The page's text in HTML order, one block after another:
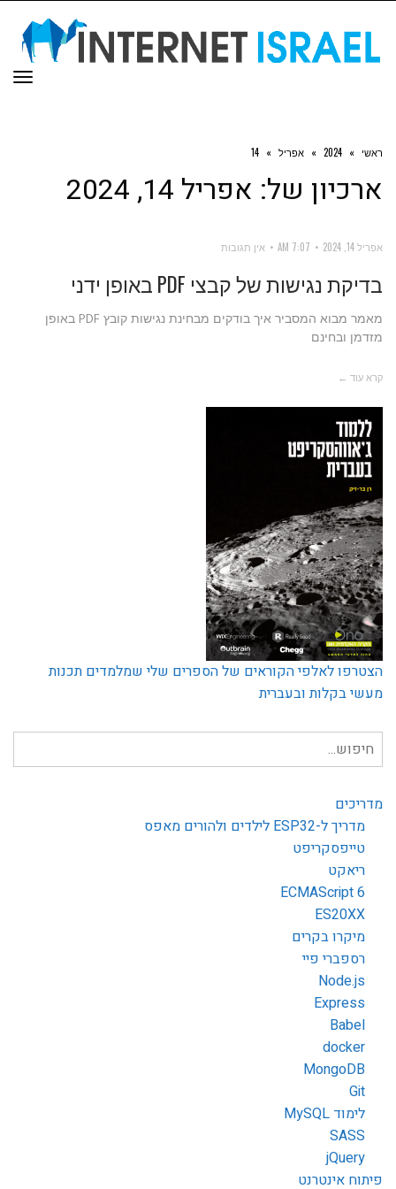
ראשי »
2024
» אפריל »
14
ארכיון של: אפריל 14, 2024
אפריל 14, 2024 7:07 AM אין תגובות
בדיקת נגישות של קבצי PDF באופן ידני
מאמר מבוא המסביר איך בודקים מבחינת נגישות קובץ PDF באופן
מזדמן ובחינם
קרא עוד ←
הצטרפו לאלפי הקוראים של הספרים שלי שמלמדים תכנות
מעשי בקלות ובעברית
חיפוש
עבור:
מדריכים
מדריך ל-ESP32 לילדים ולהורים מאפס
טייפסקריפט
ריאקט
ECMAScript 6
ES20XX
מיקרו בקרים
רספברי פיי
Node.js
Express
Babel
docker
MongoDB
Git
לימוד MySQL
SASS
jQuery
פיתוח אינטרנט